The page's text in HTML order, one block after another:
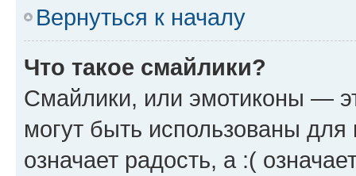
Вернуться к началу
Что такое смайлики?
Смайлики, или эмотиконы —
могут быть использованы
означает радость, а :(